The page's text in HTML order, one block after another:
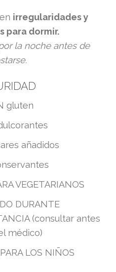
irregularidades y
para dormir.
la noche antes de
gluten
añadidos
VEGETARIANOS
DURANTE
(consultar antes
médico)
LOS NIÑOS